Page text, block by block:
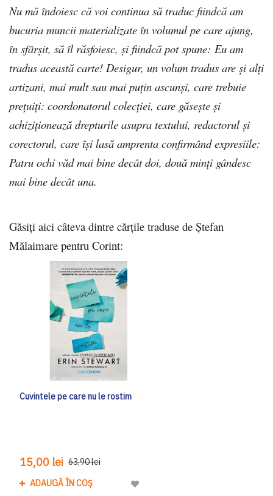
Nu mă îndoiesc că voi continua să traduc fiindcă am
bucuria muncii materializate în volumul pe care ajung,
în sfârșit, să îl răsfoiesc, și fiindcă pot spune: Eu am
tradus această carte! Desigur, un volum tradus are și alți
artizani, mai mult sau mai puțin ascunși, care trebuie
prețuiți: coordonatorul colecției, care găsește și
achiziționează drepturile asupra textului, redactorul și
corectorul, care își lasă amprenta confirmând expresiile:
Patru ochi văd mai bine decât doi, două minți gândesc
mai bine decât una.
Găsiţi aici câteva dintre cărţile traduse de Ştefan
Mălaimare pentru Corint:
Cuvintele pe care nu le rostim
15,00 lei 63,90 lei
ADAUGĂ ÎN COȘ
Adaugă la Lista de Dorinte